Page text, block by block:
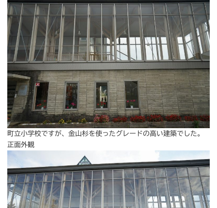
町立小学校ですが、金山杉を使ったグレードの高い建築でした。
正面外観